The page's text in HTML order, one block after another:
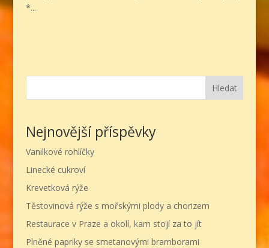
*...
Hledat
Nejnovější příspěvky
Vanilkové rohlíčky
Linecké cukroví
Krevetková rýže
Těstovinová rýže s mořskými plody a chorizem
Restaurace v Praze a okolí, kam stojí za to jít
Plněné papriky se smetanovými bramborami